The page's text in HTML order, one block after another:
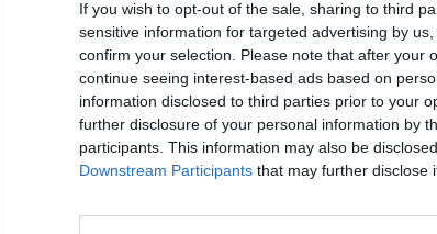
If you wish to opt-out of the sale, sharing to third
sensitive information for targeted advertising by
confirm your selection. Please note that after your
continue seeing interest-based ads based on
information disclosed to third parties prior to your
further disclosure of your personal information by
participants. This information may also be
Downstream Participants that may further disclose
Juan: «Dobbiamo